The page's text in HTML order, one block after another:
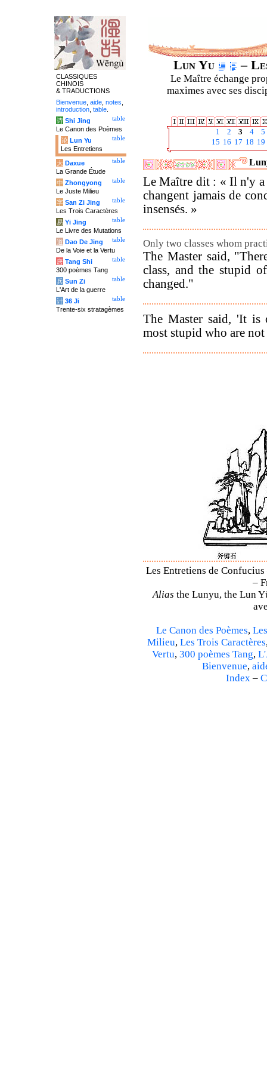
Lun Yu –
Le Maître échange
maximes avec ses
1 2 3 4
5
15 16 17 18 19
Le Maître dit : « Il n'y a
changent jamais de
insensés. »
Only two classes whom
The Master said,
class, and the stupid
changed."
The Master said, 'It is
most stupid who are
Les Entretiens de
–
Alias the Lunyu, the Lun
Le Canon des Poèmes,
Milieu, Les Trois Caractères
Vertu, 300 poèmes Tang,
Bienvenue,
Index –
CLASSIQUES
CHINOIS
& TRADUCTIONS
Bienvenue aide notes
introduction table
table
诗 Shi Jing
Le Canon des Poèmes
table
论 Lun Yu
Les Entretiens
table
大 Daxue
La Grande Étude
table
中 Zhongyong
Le Juste Milieu
table
字 San Zi Jing
Les Trois Caractères
table
易 Yi Jing
Le Livre des Mutations
table
道 Dao De Jing
De la Voie et la Vertu
table
唐 Tang Shi
300 poèmes Tang
table
兵 Sun Zi
L'Art de la guerre
table
计 36 Ji
Trente-six stratagèmes